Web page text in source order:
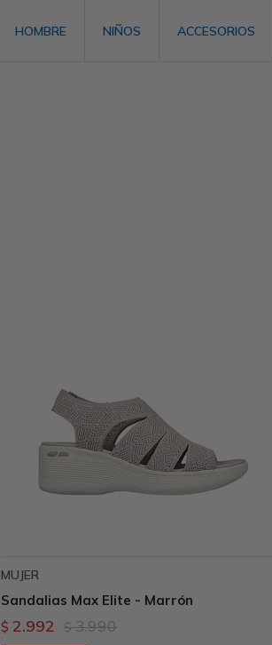
HOMBRE NIÑOS ACCESORIOS
MUJER
Sandalias Max Elite - Marrón
$ 2.992 $ 3.990